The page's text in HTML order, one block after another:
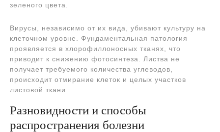
зеленого цвета.
Вирусы, независимо от их вида, убивают культуру на
клеточном уровне. Фундаментальная патология
проявляется в хлорофиллоносных тканях, что
приводит к снижению фотосинтеза. Листва не
получает требуемого количества углеводов,
происходит отмирание клеток и целых участков
листовой ткани.
Разновидности и способы
распространения болезни